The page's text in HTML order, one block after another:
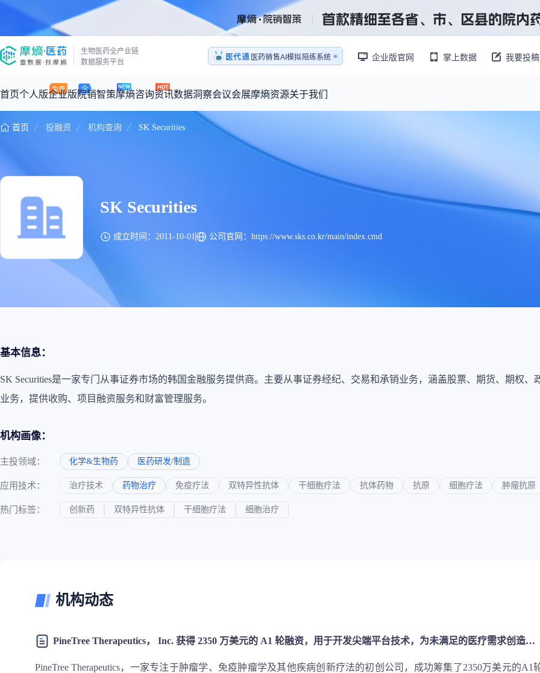
生物医药全产业链
数据服务平台
医代通
医药销售AI模拟陪练系统
1:1还原医生拜访场景
医药销售AI模拟陪练系统
企业版官网 掌上数据 我要投稿
首页个人版企业版院销智策摩熵咨询
产品立项评估及管线规划
产业/行业调研
投资决策与交易估值
已收录115835份
摩熵说直播
资讯
政策法规
赛道梳理
投融资
医药洞见
财报业绩
数据洞察
基于市场数据，为您提供全面的市场趋势分析与决策支持
2026年Q1总销售额：
3,066亿元
全球药物研发中心
整合全球研发数据与行业前沿情报，为药物研发提供全链条专业信息支撑
数据查询
药品生产企业
临床进展
投融
会议会展摩熵资源
回放
2026-07-24 20:00-21:00
最新供需：其他
关于我们
首页 投融资 机构查询 SK Securities
SK Securities
成立时间：2011-10-01 公司官网： https://www.sks.co.kr/main/index.cmd
基本信息：
SK Securities是一家专门从事证券市场的韩国金融服务提供商。主要从事证券经纪、交易和承销业务，涵盖股票、期货、期权
业务，提供收购、项目融资服务和财富管理服务。
机构画像：
主投领域： 化学&生物药 医药研发/制造
应用技术： 治疗技术 药物治疗 免疫疗法 双特异性抗体 干细胞疗法 抗体药物 抗原 细胞疗法 肿瘤抗原
热门标签： 创新药 双特异性抗体 干细胞疗法 细胞治疗
机构动态
PineTree Therapeutics， Inc. 获得 2350 万美元的 A1 轮融资，用于开发尖端平台技术，为未满足的医疗需求创造治疗资产
PineTree Therapeutics，一家专注于肿瘤学、免疫肿瘤学及其他疾病创新疗法的初创公司，成功筹集了2350万美元的A1